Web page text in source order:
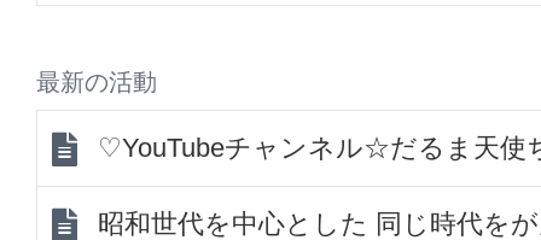
最新の活動
♡YouTubeチャンネル☆だるま天
昭和世代を中心とした 同じ時代を